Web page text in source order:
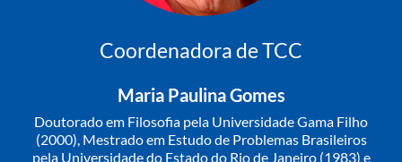
Coordenadora de TCC
Maria Paulina Gomes
Doutorado em Filosofia pela Universidade Gama Filho
(2000), Mestrado em Estudo de Problemas Brasileiros
pela Universidade do Estado do Rio de Janeiro (1983) e